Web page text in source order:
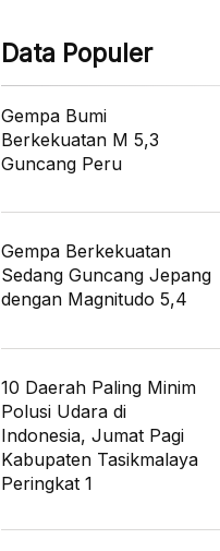
Data Populer
Gempa Bumi
Berkekuatan M 5,3
Guncang Peru
Gempa Berkekuatan
Sedang Guncang Jepang
dengan Magnitudo 5,4
10 Daerah Paling Minim
Polusi Udara di
Indonesia, Jumat Pagi
Kabupaten Tasikmalaya
Peringkat 1